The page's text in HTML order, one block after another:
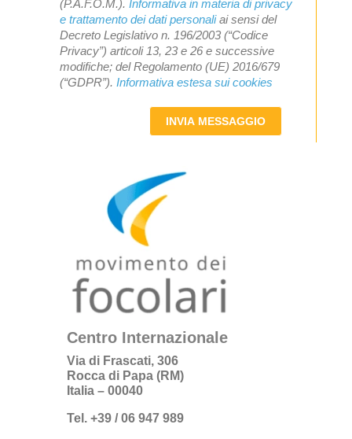
(P.A.F.O.M.). Informativa in materia di privacy
e trattamento dei dati personaliai sensi del
Decreto Legislativo n. 196/2003 (“Codice
Privacy”) articoli 13, 23 e 26 e successive
modifiche; del Regolamento (UE) 2016/679
(“GDPR”). Informativa estesa sui cookies
INVIA MESSAGGIO
Centro Internazionale
Via di Frascati, 306
Rocca di Papa (RM)
Italia – 00040
Tel. +39 / 06 947 989